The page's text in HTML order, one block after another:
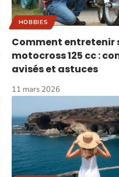
HOBBIES
Comment entretenir
motocross 125 cc :
avisés et astuces
11 mars 2026